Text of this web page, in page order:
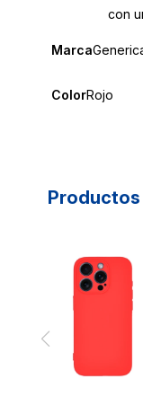
con
Marca
ColorRojo